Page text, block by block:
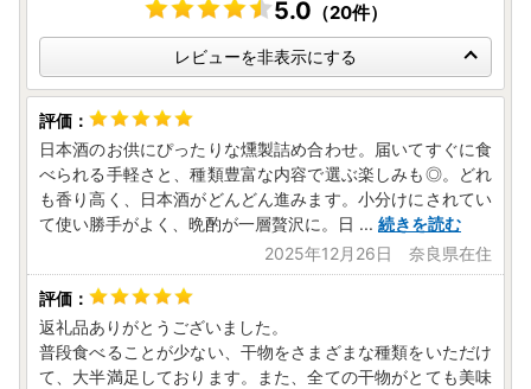
5.0 （20件）
レビューを非表示にする
日本酒のお供にぴったりな燻製詰め合わせ。届いてすぐに食
べられる手軽さと、種類豊富な内容で選ぶ楽しみも◎。どれ
も香り高く、日本酒がどんどん進みます。小分けにされてい
て使い勝手がよく、晩酌が一層贅沢に。日 ... 続きを読む
2025年12月26日 奈良県在住
返礼品ありがとうございました。
普段食べることが少ない、干物をさまざまな種類をいただけ
て、大半満足しております。また、全ての干物がとても美味